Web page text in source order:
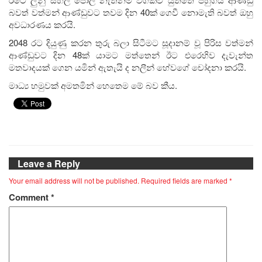
බවත් වත්මන් ආණ්ඩුවට තවම දින 40ක් ගෙවී නොමැති බවත් ඔහු
අවධාරණය කරයි.
2048 රට දියුණු කරන තුරු බලා සිටීමට සූදානම් වූ පිරිස වත්මන්
ආණ්ඩුවට දින 48ක් යාමට මත්තෙන් ඊට එරෙහිව දැවැන්ත
මතවාදයක් ගෙන යමින් ඇතැයි ද නලීන් හේවගේ චෝදනා කරයි.
මාධ්‍ය හමුවක් අමතමින් හෙතෙම මේ බව කීය.
Leave a Reply
Your email address will not be published. Required fields are marked *
Comment*